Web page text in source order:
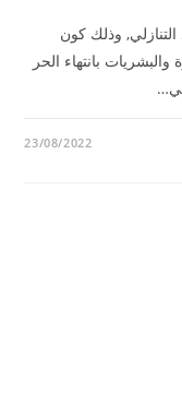
كم باقي على سهيل 1444 العد التنازلي, وذلك كون
بانتهاء الحر
23/08/2022